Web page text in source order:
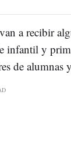
a recibir
infantil y
de alumnas